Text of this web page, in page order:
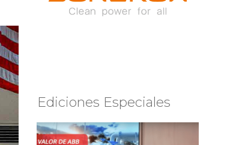
Ediciones Especiales